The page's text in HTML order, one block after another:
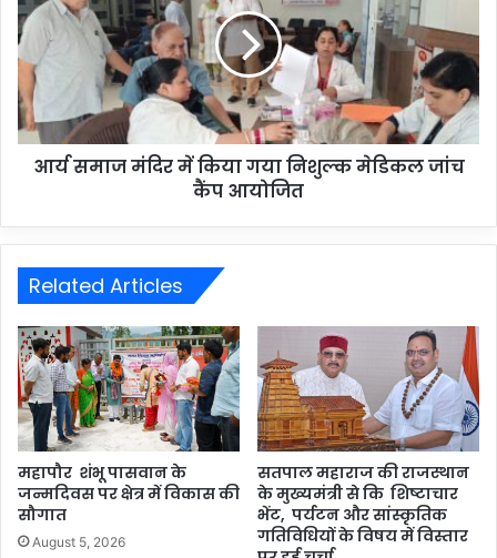
आर्य समाज मंदिर में किया गया निशुल्क मेडिकल जांच
कैंप आयोजित
Related Articles
महापौर शंभू पासवान के
जन्मदिवस पर क्षेत्र में विकास की
सौगात
August 5, 2026
सतपाल महाराज की राजस्थान
के मुख्यमंत्री से कि शिष्टाचार
भेंट, पर्यटन और सांस्कृतिक
गतिविधियों के विषय में विस्तार